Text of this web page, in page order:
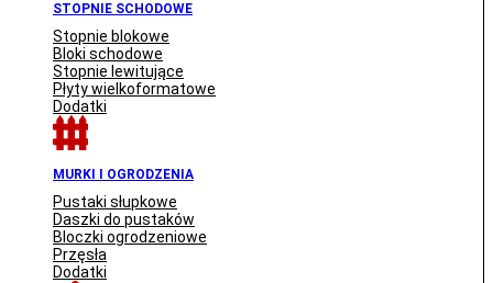
STOPNIE SCHODOWE
Stopnie blokowe
Bloki schodowe
Stopnie lewitujące
Płyty wielkoformatowe
Dodatki
MURKI I OGRODZENIA
Pustaki słupkowe
Daszki do pustaków
Bloczki ogrodzeniowe
Przęsła
Dodatki